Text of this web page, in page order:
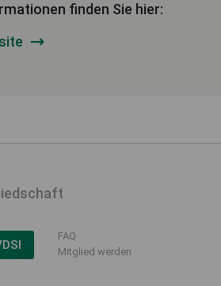
finden Sie hier:
FAQ
Mitglied werden